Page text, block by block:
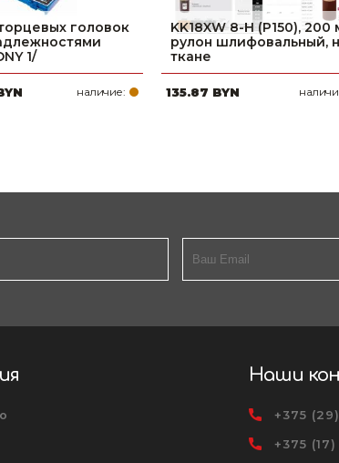
головок
1/
наличие:
KK18XW 8-H (Р150), 200
рулон шлифовальный,
ткане
135.87 BYN
Наши
+375
+375